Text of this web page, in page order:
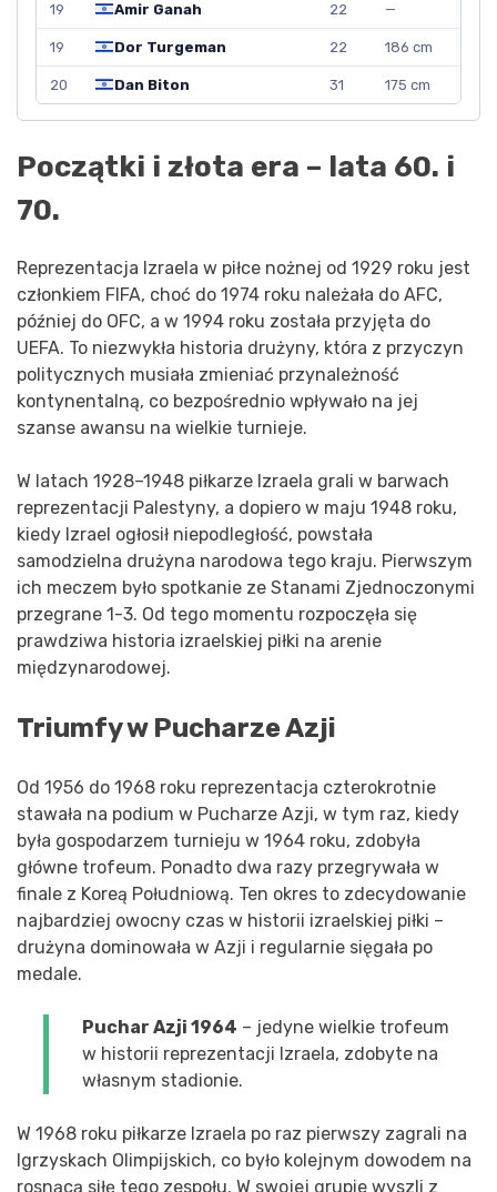
19 Amir Ganah 22 —
19 Dor Turgeman 22 186 cm
20 Dan Biton 31 175 cm
Początki i złota era – lata 60. i
70.
Reprezentacja Izraela w piłce nożnej od 1929 roku jest
członkiem FIFA, choć do 1974 roku należała do AFC,
później do OFC, a w 1994 roku została przyjęta do
UEFA. To niezwykła historia drużyny, która z przyczyn
politycznych musiała zmieniać przynależność
kontynentalną, co bezpośrednio wpływało na jej
szanse awansu na wielkie turnieje.
W latach 1928–1948 piłkarze Izraela grali w barwach
reprezentacji Palestyny, a dopiero w maju 1948 roku,
kiedy Izrael ogłosił niepodległość, powstała
samodzielna drużyna narodowa tego kraju. Pierwszym
ich meczem było spotkanie ze Stanami Zjednoczonymi
przegrane 1-3. Od tego momentu rozpoczęła się
prawdziwa historia izraelskiej piłki na arenie
międzynarodowej.
Triumfy w Pucharze Azji
Od 1956 do 1968 roku reprezentacja czterokrotnie
stawała na podium w Pucharze Azji, w tym raz, kiedy
była gospodarzem turnieju w 1964 roku, zdobyła
główne trofeum. Ponadto dwa razy przegrywała w
finale z Koreą Południową. Ten okres to zdecydowanie
najbardziej owocny czas w historii izraelskiej piłki –
drużyna dominowała w Azji i regularnie sięgała po
medale.
Puchar Azji 1964 – jedyne wielkie trofeum
w historii reprezentacji Izraela, zdobyte na
własnym stadionie.
W 1968 roku piłkarze Izraela po raz pierwszy zagrali na
Igrzyskach Olimpijskich, co było kolejnym dowodem na
rosnącą siłę tego zespołu. W swojej grupie wyszli z